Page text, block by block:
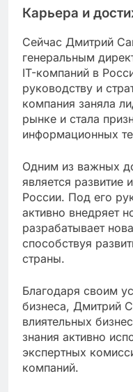
Карьера и
Сейчас Дмитрий
генеральным
IT-компаний в
руководству и
компания заняла
рынке и стала
информационных
Одним из важных
является развитие
России. Под его
активно внедряет
разрабатывает
способствуя
страны.
Благодаря своим
бизнеса, Дмитрий
влиятельных
знания активно
экспертных
компаний.